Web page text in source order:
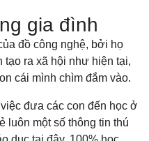
gia đình
đồ công nghệ, bởi họ
tạo ra xã hội như hiện tại,
cái mình chìm đắm vào.
đưa các con đến học ở
luôn một số thông tin thú